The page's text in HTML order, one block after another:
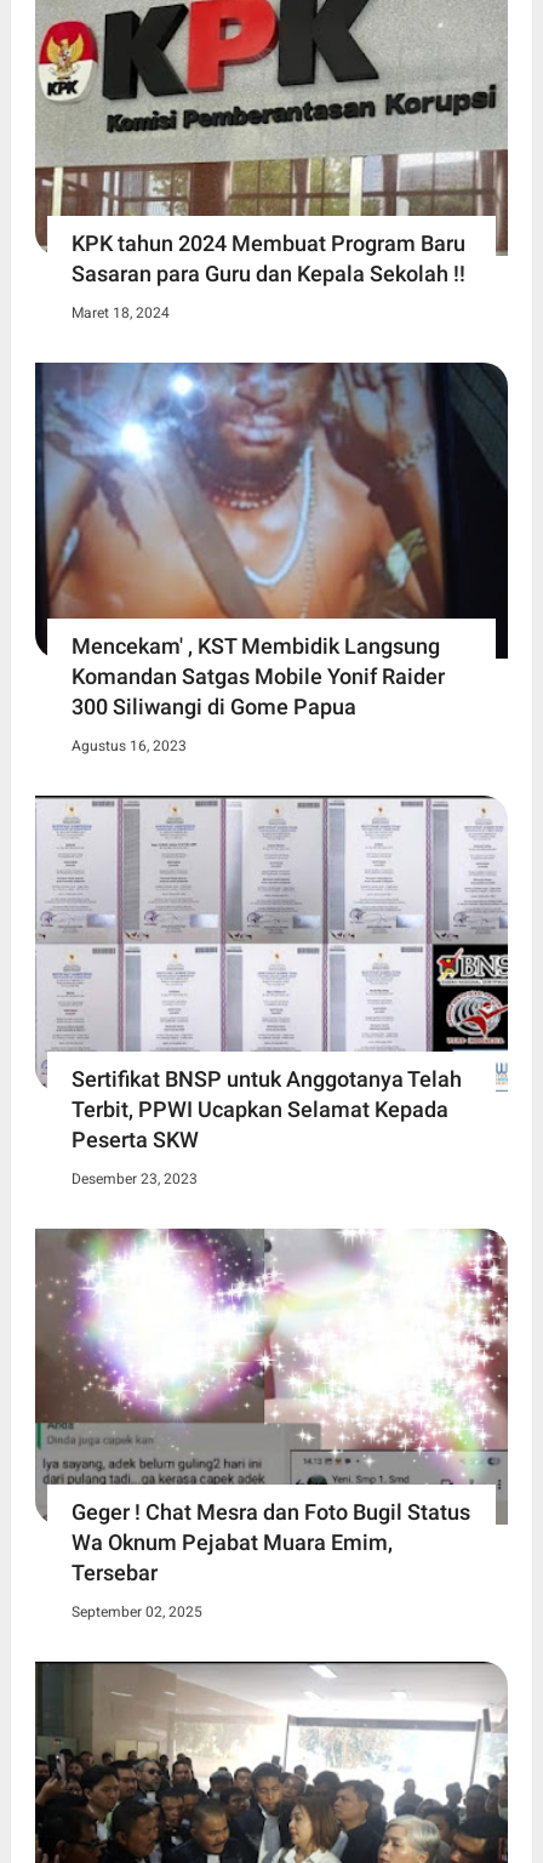
KPK tahun 2024 Membuat Program Baru
Sasaran para Guru dan Kepala Sekolah !!
Maret 18, 2024
Mencekam' , KST Membidik Langsung
Komandan Satgas Mobile Yonif Raider
300 Siliwangi di Gome Papua
Agustus 16, 2023
Sertifikat BNSP untuk Anggotanya Telah
Terbit, PPWI Ucapkan Selamat Kepada
Peserta SKW
Desember 23, 2023
Geger ! Chat Mesra dan Foto Bugil Status
Wa Oknum Pejabat Muara Emim,
Tersebar
September 02, 2025